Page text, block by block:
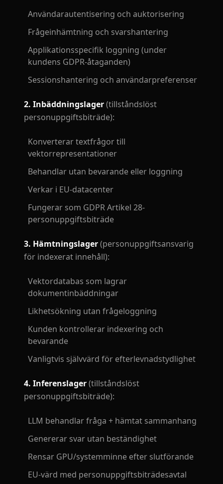
Användarautentisering och auktorisering
Frågeinhämtning och svarshantering
Applikationsspecifik loggning (under
kundens GDPR-åtaganden)
Sessionshantering och användarpreferenser
2. Inbäddningslager(tillståndslöst
personuppgiftsbiträde):
Konverterar textfrågor till
vektorrepresentationer
Behandlar utan bevarande eller loggning
Verkar i EU-datacenter
Fungerar som GDPR Artikel 28-
personuppgiftsbiträde
3. Hämtningslager(personuppgiftsansvarig
för indexerat innehåll):
Vektordatabas som lagrar
dokumentinbäddningar
Likhetsökning utan frågeloggning
Kunden kontrollerar indexering och
bevarande
Vanligtvis självvärd för efterlevnadstydlighet
4. Inferenslager(tillståndslöst
personuppgiftsbiträde):
LLM behandlar fråga + hämtat sammanhang
Genererar svar utan beständighet
Rensar GPU/systemminne efter slutförande
EU-värd med personuppgiftsbiträdesavtal